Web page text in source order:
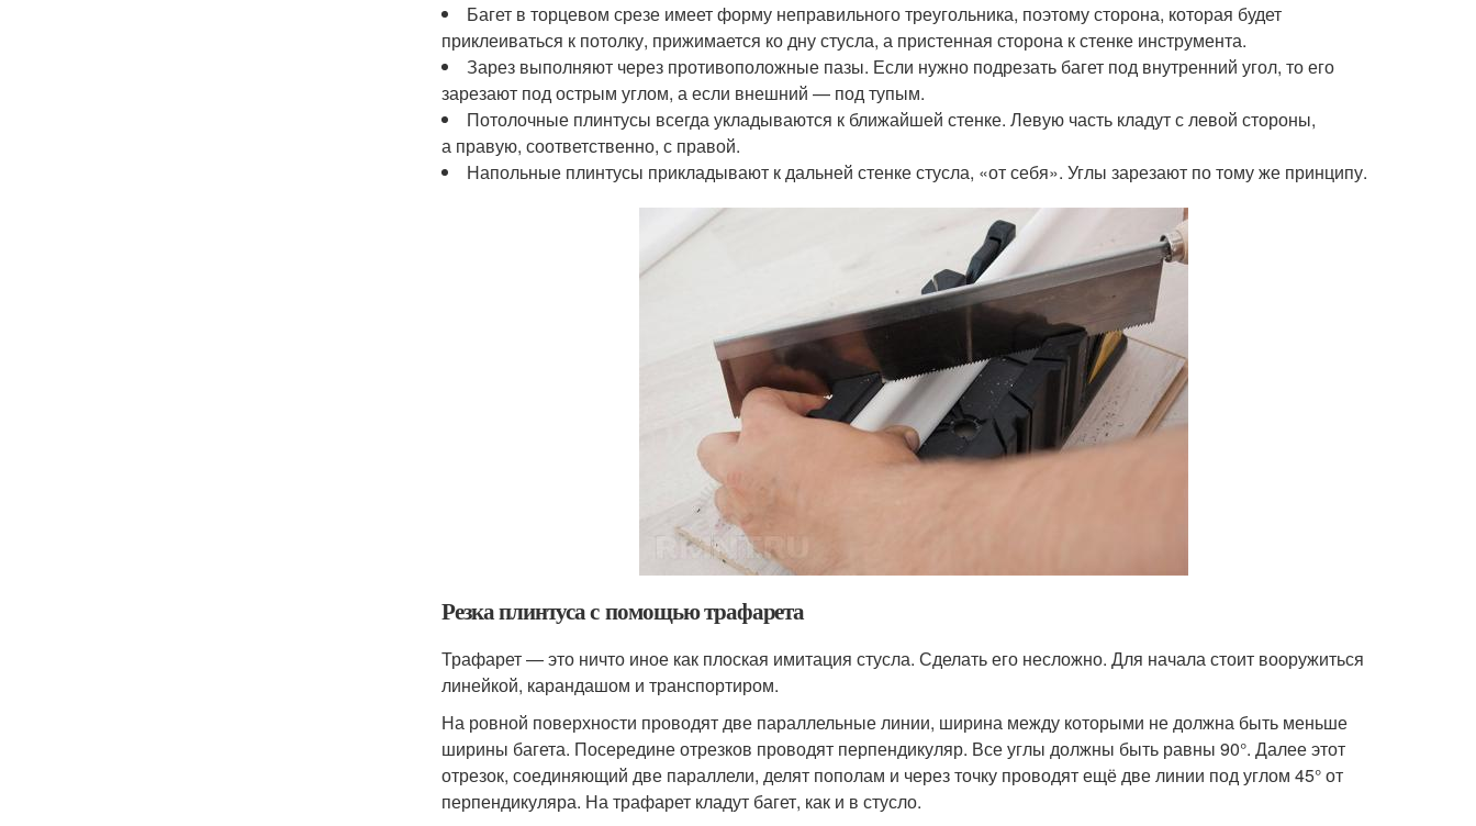
Багет в торцевом срезе имеет форму неправильного треугольника, поэтому сторона, которая будет
приклеиваться к потолку, прижимается ко дну стусла, а пристенная сторона к стенке инструмента.
Зарез выполняют через противоположные пазы. Если нужно подрезать багет под внутренний угол, то его
зарезают под острым углом, а если внешний — под тупым.
Потолочные плинтусы всегда укладываются к ближайшей стенке. Левую часть кладут с левой стороны,
а правую, соответственно, с правой.
Напольные плинтусы прикладывают к дальней стенке стусла, «от себя». Углы зарезают по тому же принципу.
Резка плинтуса с помощью трафарета
Трафарет — это ничто иное как плоская имитация стусла. Сделать его несложно. Для начала стоит вооружиться
линейкой, карандашом и транспортиром.
На ровной поверхности проводят две параллельные линии, ширина между которыми не должна быть меньше
ширины багета. Посередине отрезков проводят перпендикуляр. Все углы должны быть равны 90°. Далее этот
отрезок, соединяющий две параллели, делят пополам и через точку проводят ещё две линии под углом 45° от
перпендикуляра. На трафарет кладут багет, как и в стусло.